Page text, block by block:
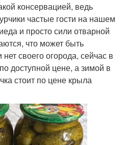
консервацией, ведь
частые гости на нашем
и просто сили отварной
что может быть
своего огорода, сейчас в
доступной цене, а зимой в
стоит по цене крыла